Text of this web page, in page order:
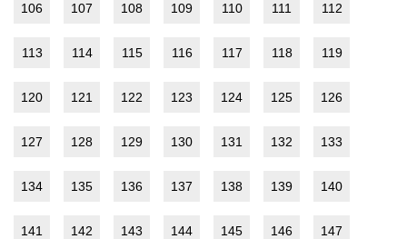
106 107 108 109 110 111 112
113 114 115 116 117 118 119
120 121 122 123 124 125 126
127 128 129 130 131 132 133
134 135 136 137 138 139 140
141 142 143 144 145 146 147